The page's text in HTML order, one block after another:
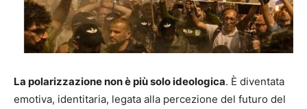
La polarizzazione non è più solo ideologica. È diventata
emotiva, identitaria, legata alla percezione del futuro del